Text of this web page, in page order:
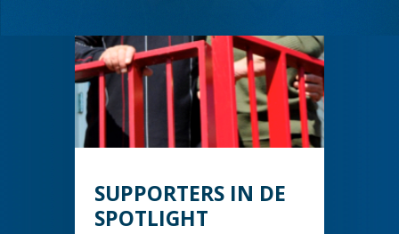
SUPPORTERS IN DE
SPOTLIGHT